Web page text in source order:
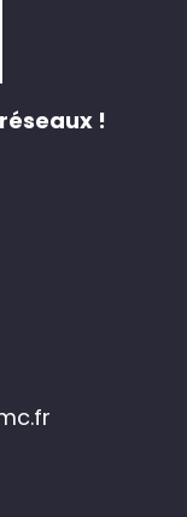
!